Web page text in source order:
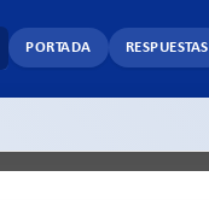
PORTADA RESPUESTAS